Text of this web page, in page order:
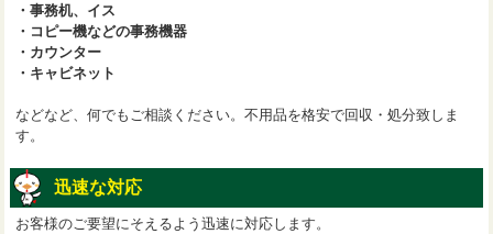
・事務机、イス
・コピー機などの事務機器
・カウンター
・キャビネット
などなど、何でもご相談ください。不用品を格安で回収・処分致しま
す。
迅速な対応
お客様のご要望にそえるよう迅速に対応します。